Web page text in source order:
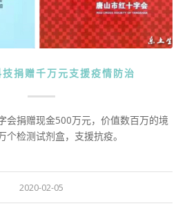
捐赠千万元支援疫情防治
会捐赠现金500万元，价值数百万的境
检测试剂盒，支援抗疫。
2020-02-05